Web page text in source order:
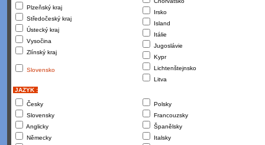
Plzeňský kraj
Středočeský kraj
Ústecký kraj
Vysočina
Zlínský kraj
Slovensko
Irsko
Island
Itálie
Jugoslávie
Kypr
Lichtenštejnsko
Litva
JAZYK :
Česky
Slovensky
Anglicky
Německy
Polsky
Francouzsky
Španělsky
Italsky